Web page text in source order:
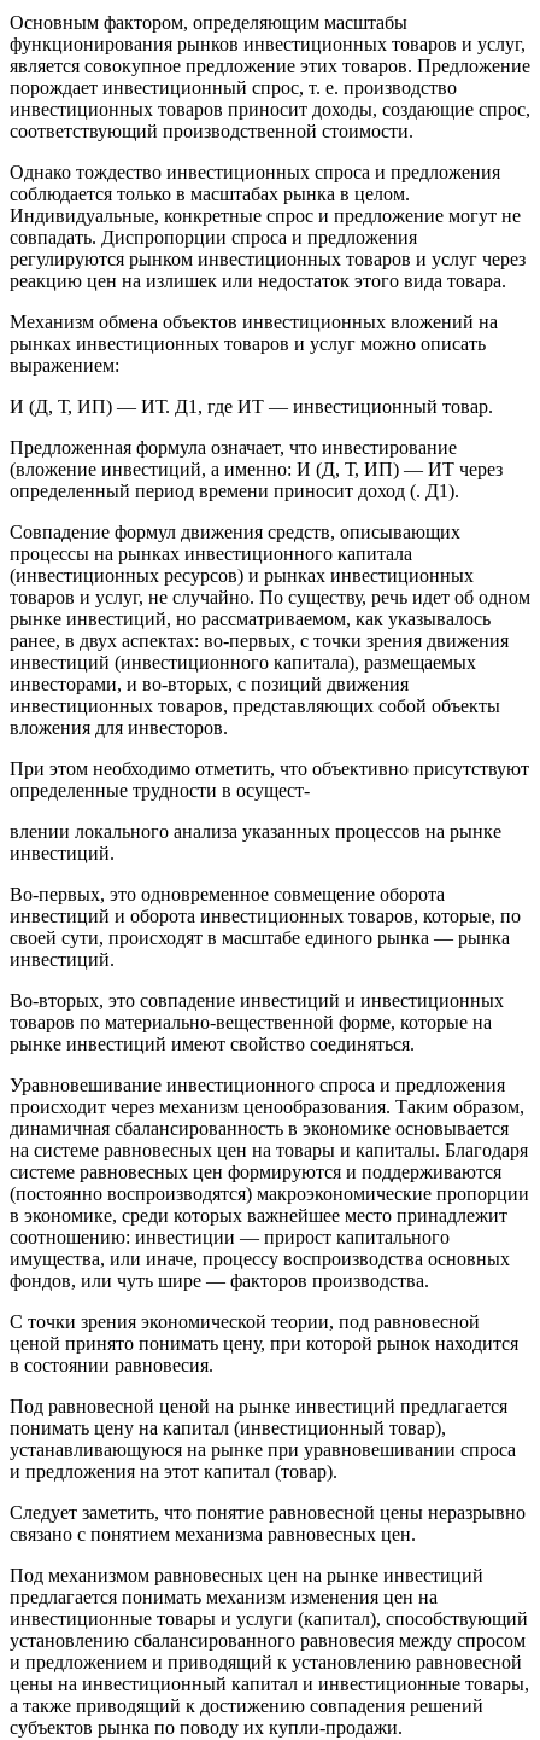
Основным фактором, определяющим масштабы
функционирования рынков инвестиционных товаров и услуг,
является совокупное предложение этих товаров. Предложение
порождает инвестиционный спрос, т. е. производство
инвестиционных товаров приносит доходы, создающие спрос,
соответствующий производственной стоимости.
Однако тождество инвестиционных спроса и предложения
соблюдается только в масштабах рынка в целом.
Индивидуальные, конкретные спрос и предложение могут не
совпадать. Диспропорции спроса и предложения
регулируются рынком инвестиционных товаров и услуг через
реакцию цен на излишек или недостаток этого вида товара.
Механизм обмена объектов инвестиционных вложений на
рынках инвестиционных товаров и услуг можно описать
выражением:
И (Д, Т, ИП) — ИТ. Д1, где ИТ — инвестиционный товар.
Предложенная формула означает, что инвестирование
(вложение инвестиций, а именно: И (Д, Т, ИП) — ИТ через
определенный период времени приносит доход (. Д1).
Совпадение формул движения средств, описывающих
процессы на рынках инвестиционного капитала
(инвестиционных ресурсов) и рынках инвестиционных
товаров и услуг, не случайно. По существу, речь идет об одном
рынке инвестиций, но рассматриваемом, как указывалось
ранее, в двух аспектах: во-первых, с точки зрения движения
инвестиций (инвестиционного капитала), размещаемых
инвесторами, и во-вторых, с позиций движения
инвестиционных товаров, представляющих собой объекты
вложения для инвесторов.
При этом необходимо отметить, что объективно присутствуют
определенные трудности в осущест-
влении локального анализа указанных процессов на рынке
инвестиций.
Во-первых, это одновременное совмещение оборота
инвестиций и оборота инвестиционных товаров, которые, по
своей сути, происходят в масштабе единого рынка — рынка
инвестиций.
Во-вторых, это совпадение инвестиций и инвестиционных
товаров по материально-вещественной форме, которые на
рынке инвестиций имеют свойство соединяться.
Уравновешивание инвестиционного спроса и предложения
происходит через механизм ценообразования. Таким образом,
динамичная сбалансированность в экономике основывается
на системе равновесных цен на товары и капиталы. Благодаря
системе равновесных цен формируются и поддерживаются
(постоянно воспроизводятся) макроэкономические пропорции
в экономике, среди которых важнейшее место принадлежит
соотношению: инвестиции — прирост капитального
имущества, или иначе, процессу воспроизводства основных
фондов, или чуть шире — факторов производства.
С точки зрения экономической теории, под равновесной
ценой принято понимать цену, при которой рынок находится
в состоянии равновесия.
Под равновесной ценой на рынке инвестиций предлагается
понимать цену на капитал (инвестиционный товар),
устанавливающуюся на рынке при уравновешивании спроса
и предложения на этот капитал (товар).
Следует заметить, что понятие равновесной цены неразрывно
связано с понятием механизма равновесных цен.
Под механизмом равновесных цен на рынке инвестиций
предлагается понимать механизм изменения цен на
инвестиционные товары и услуги (капитал), способствующий
установлению сбалансированного равновесия между спросом
и предложением и приводящий к установлению равновесной
цены на инвестиционный капитал и инвестиционные товары,
а также приводящий к достижению совпадения решений
субъектов рынка по поводу их купли-продажи.